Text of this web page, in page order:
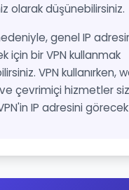
olarak düşünebilirsiniz.
genel IP
için bir VPN kullanmak
VPN kullanırken,
çevrimiçi hizmetler
IP adresini